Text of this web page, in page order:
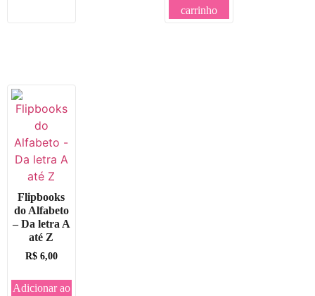
carrinho
Flipbooks
do Alfabeto
– Da letra A
até Z
R$6,00
Adicionar ao